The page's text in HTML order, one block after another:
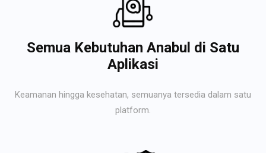
Semua Kebutuhan Anabul di Satu
Aplikasi
Keamanan hingga kesehatan, semuanya tersedia dalam satu
platform.